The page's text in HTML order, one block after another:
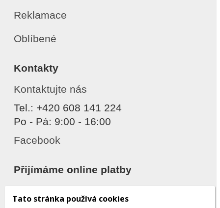
Reklamace
Oblíbené
Kontakty
Kontaktujte nás
Tel.: +420 608 141 224
Po - Pá: 9:00 - 16:00
Facebook
Přijímáme online platby
Tato stránka používá cookies